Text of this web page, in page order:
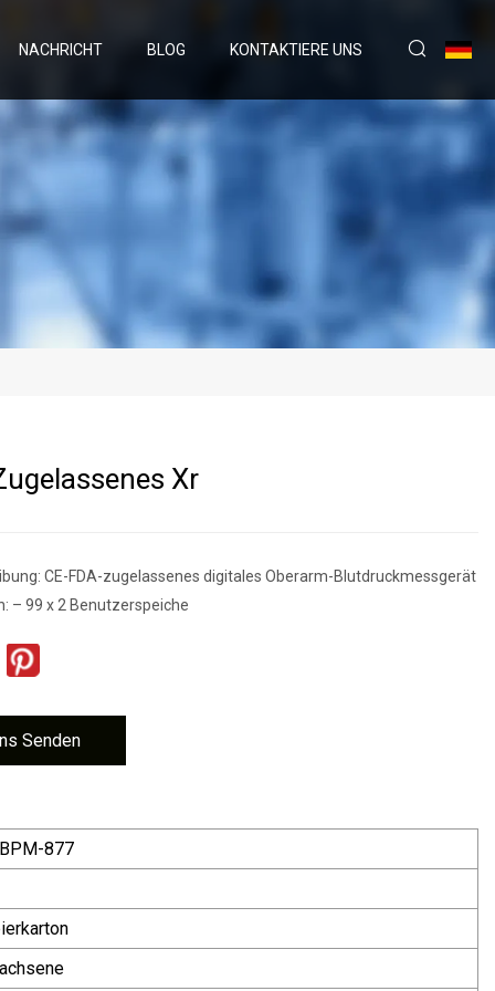
NACHRICHT BLOG KONTAKTIERE UNS
Xr
CE-FDA-zugelassenes digitales Oberarm-Blutdruckmessgerät
– 99 x 2 Benutzerspeiche
Senden
877